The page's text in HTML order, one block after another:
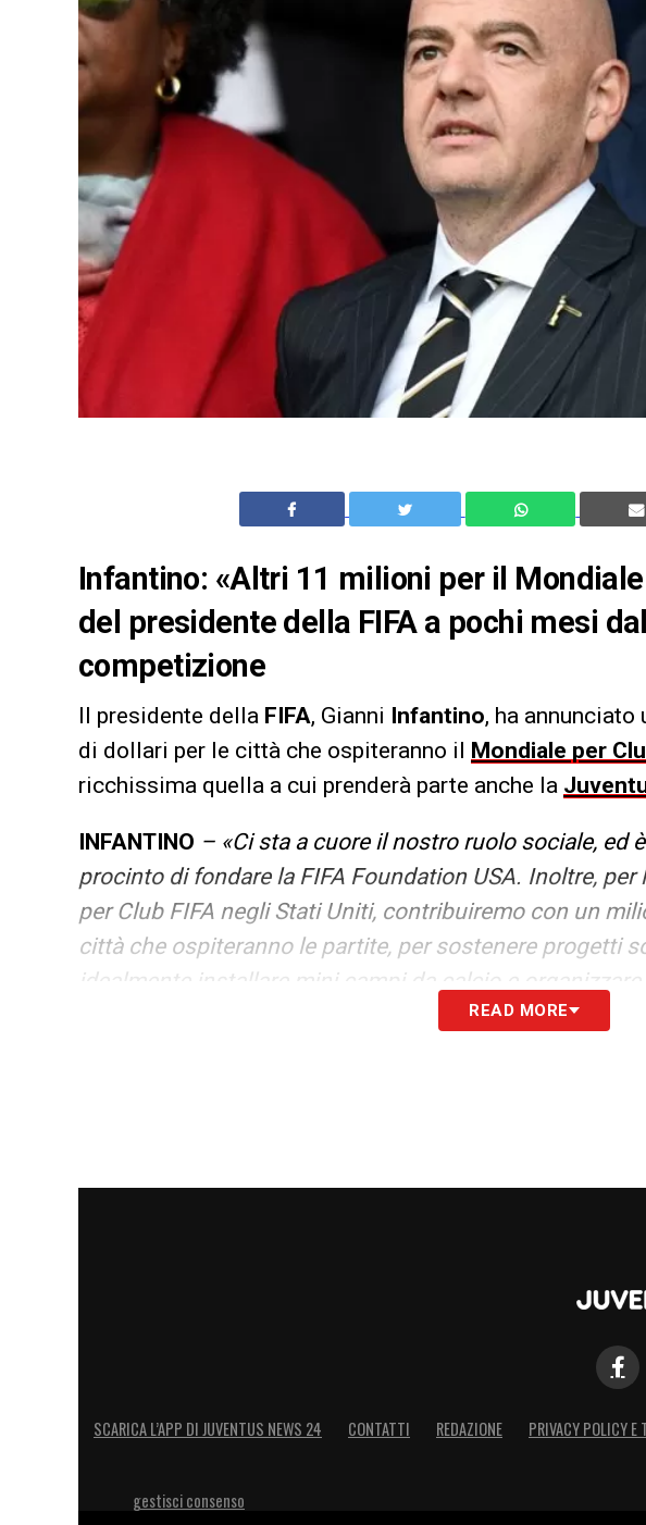
Infantino: «Altri 11 milioni per il Mondiale
del presidente della FIFA a pochi mesi
competizione
Il presidente della FIFA, Gianni Infantino, ha
di dollari per le città che ospiteranno il Mondiale per
ricchissima quella a cui prenderà parte anche la
INFANTINO – «Ci sta a cuore il nostro ruolo sociale, ed
procinto di fondare la FIFA Foundation USA. Inoltre, per
per Club FIFA negli Stati Uniti, contribuiremo con un
città che ospiteranno le partite, per sostenere progetti
idealmente installare mini campi da calcio e
in queste aree, laddove ce n’è più bisogno in ogni città.
READ MORE
SCARICA L’APP DI JUVENTUS NEWS 24 CONTATTI REDAZIONE PRIVACY POLICY E
gestisci consenso